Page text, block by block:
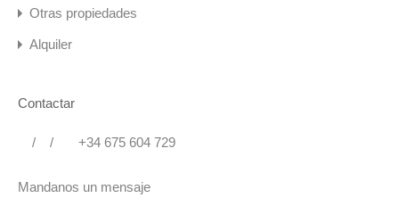
Otras propiedades
Alquiler
Contactar
/ / +34 675 604 729
Mandanos un mensaje